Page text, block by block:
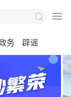
务 辟谣